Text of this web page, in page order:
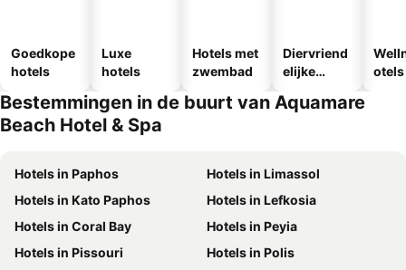
Goedkope
hotels
Luxe
hotels
Hotels met
zwembad
Diervriend
elijke
otels
Bestemmingen in de buurt van Aquamare
Beach Hotel & Spa
Hotels in Paphos
Hotels in Limassol
Hotels in Kato Paphos
Hotels in Lefkosia
Hotels in Coral Bay
Hotels in Peyia
Hotels in Pissouri
Hotels in Polis